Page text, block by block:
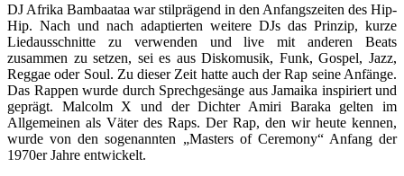
DJ Afrika Bambaataa war stilprägend in den Anfangszeiten des Hip-
Hip. Nach und nach adaptierten weitere DJs das Prinzip, kurze
Liedausschnitte zu verwenden und live mit anderen Beats
zusammen zu setzen, sei es aus Diskomusik, Funk, Gospel, Jazz,
Reggae oder Soul. Zu dieser Zeit hatte auch der Rap seine Anfänge.
Das Rappen wurde durch Sprechgesänge aus Jamaika inspiriert und
geprägt. Malcolm X und der Dichter Amiri Baraka gelten im
Allgemeinen als Väter des Raps. Der Rap, den wir heute kennen,
wurde von den sogenannten „Masters of Ceremony“ Anfang der
1970er Jahre entwickelt.